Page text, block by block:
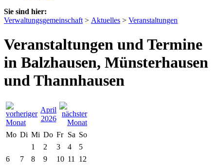
Sie sind hier:
Verwaltungsgemeinschaft > Aktuelles > Veranstaltungen
Veranstaltungen und Termine
in Balzhausen, Münsterhausen
und Thannhausen
April
2026
Mo Di Mi Do Fr Sa So
1
2 3 4
5
6
7 8 9 10 11
12